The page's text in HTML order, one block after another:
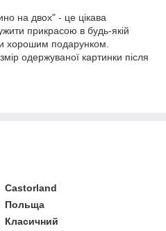
на двох" - це цікава
прикрасою в будь-якій
хорошим подарунком.
одержуваної картинки після
Castorland
Польща
Класичний